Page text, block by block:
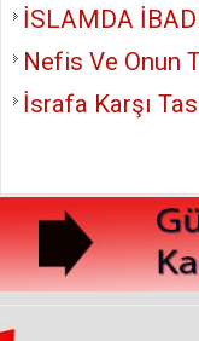
İSLAMDA
Nefis Ve Onun
İsrafa Karşı